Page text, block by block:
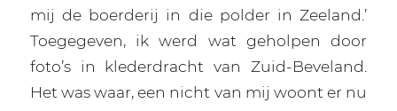
mij de boerderij in die polder in Zeeland.’
Toegegeven, ik werd wat geholpen door
foto’s in klederdracht van Zuid-Beveland.
Het was waar, een nicht van mij woont er nu